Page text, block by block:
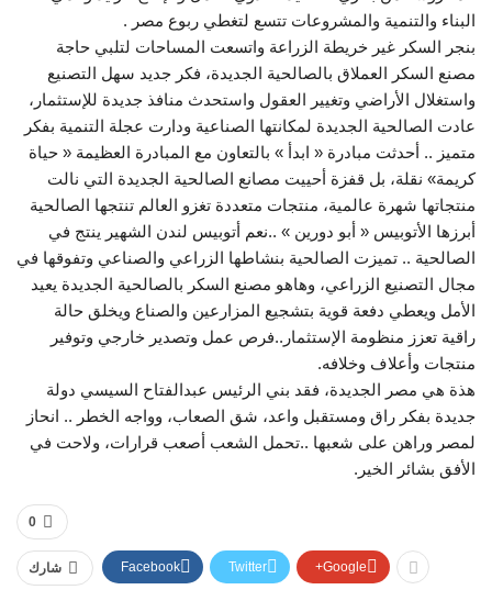
البناء والتنمية والمشروعات تتسع لتغطي ربوع مصر .
بنجر السكر غير خريطة الزراعة واتسعت المساحات لتلبي حاجة
مصنع السكر العملاق بالصالحية الجديدة، فكر جديد سهل التصنيع
واستغلال الأراضي وتغيير العقول واستحدث منافذ جديدة للإستثمار،
عادت الصالحية الجديدة لمكانتها الصناعية ودارت عجلة التنمية بفكر
متميز .. أحدثت مبادرة « ابدأ » بالتعاون مع المبادرة العظيمة « حياة
كريمة» نقلة، بل قفزة أحييت مصانع الصالحية الجديدة التي نالت
منتجاتها شهرة عالمية، منتجات متعددة تغزو العالم تنتجها الصالحية
أبرزها الأتوبيس « أبو دورين » ..نعم أتوبيس لندن الشهير ينتج في
الصالحية .. تميزت الصالحية بنشاطها الزراعي والصناعي وتفوقها في
مجال التصنيع الزراعي، وهاهو مصنع السكر بالصالحية الجديدة يعيد
الأمل ويعطي دفعة قوية بتشجيع المزارعين والصناع ويخلق حالة
راقية تعزز منظومة الإستثمار..فرص عمل وتصدير خارجي وتوفير
منتجات وأعلاف وخلافه.
هذة هي مصر الجديدة، فقد بني الرئيس عبدالفتاح السيسي دولة
جديدة بفكر راق ومستقبل واعد، شق الصعاب، وواجه الخطر .. انحاز
لمصر وراهن على شعبها ..تحمل الشعب أصعب قرارات، ولاحت في
الأفق بشائر الخير.
0
شارك Facebook Twitter Google+